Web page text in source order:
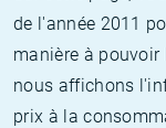
de l'année 2011
manière à pouvoir
nous affichons
prix à la